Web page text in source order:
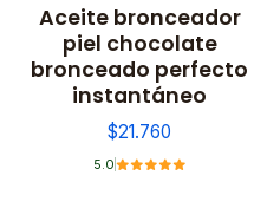
Aceite bronceador
piel chocolate
bronceado perfecto
instantáneo
$21.760
5.0